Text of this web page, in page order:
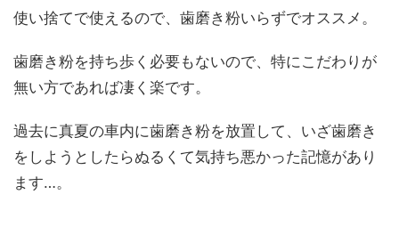
使い捨てで使えるので、歯磨き粉いらずでオススメ。
歯磨き粉を持ち歩く必要もないので、特にこだわりが
無い方であれば凄く楽です。
過去に真夏の車内に歯磨き粉を放置して、いざ歯磨き
をしようとしたらぬるくて気持ち悪かった記憶があり
ます…。